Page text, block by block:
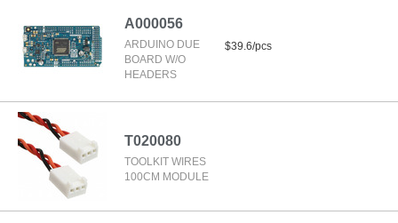
A000056
ARDUINO DUE
BOARD W/O
HEADERS
$39.6/pcs
T020080
TOOLKIT WIRES
100CM MODULE